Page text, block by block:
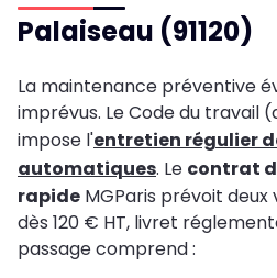
Palaiseau (91120)
La maintenance préventive
imprévus. Le Code du travail
impose l'entretien régulier
automatiques. Le contrat
rapide MGParis prévoit
dès 120 € HT, livret
passage comprend :